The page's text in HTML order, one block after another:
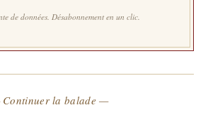
de données. Désabonnement en un clic.
la balade —